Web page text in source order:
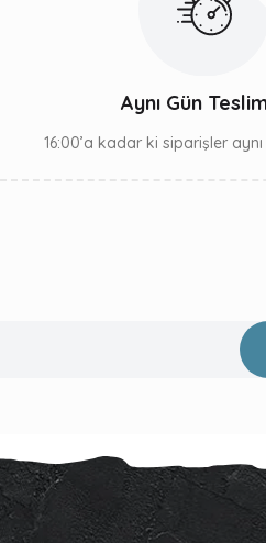
Aynı Gün
16:00’a kadar ki siparişler